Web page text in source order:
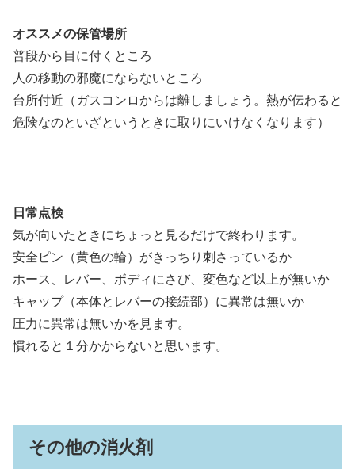
オススメの保管場所
普段から目に付くところ
人の移動の邪魔にならないところ
台所付近（ガスコンロからは離しましょう。熱が伝わると
危険なのといざというときに取りにいけなくなります）
日常点検
気が向いたときにちょっと見るだけで終わります。
安全ピン（黄色の輪）がきっちり刺さっているか
ホース、レバー、ボディにさび、変色など以上が無いか
キャップ（本体とレバーの接続部）に異常は無いか
圧力に異常は無いかを見ます。
慣れると１分かからないと思います。
その他の消火剤